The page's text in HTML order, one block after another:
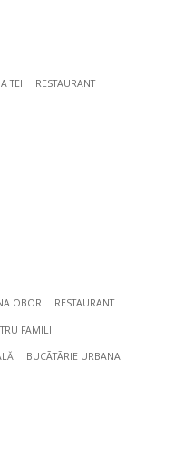
TEI RESTAURANT
OBOR RESTAURANT
FAMILII
BUCÃTÃRIE URBANA